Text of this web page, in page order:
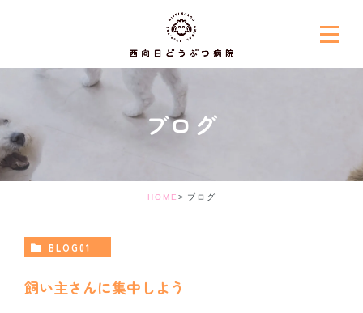
ブログ
HOME ブログ
BLOG01
飼い主さんに集中しよう